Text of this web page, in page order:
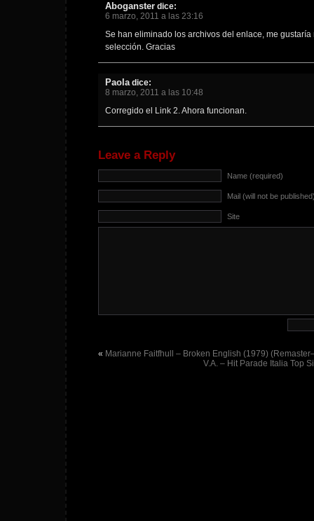
Aboganster dice:
6 marzo, 2011 a las 23:16
Se han eliminado los archivos del enlace, me gustaría
selección. Gracias
Paola dice:
8 marzo, 2011 a las 10:48
Corregido el Link 2. Ahora funcionan.
Leave a Reply
Name (required)
Mail (will not be
Site
« Marianne Faitfhull – Broken English (1979)
V.A. – Hit Parade Italia Top